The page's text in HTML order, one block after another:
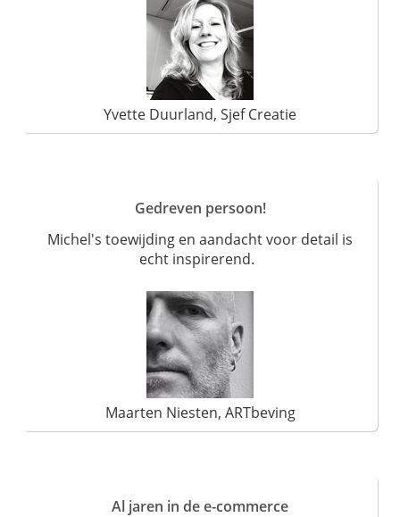
Yvette Duurland, Sjef Creatie
Gedreven persoon!
Michel's toewijding en aandacht voor detail is
echt inspirerend.
Maarten Niesten, ARTbeving
Al jaren in de e-commerce